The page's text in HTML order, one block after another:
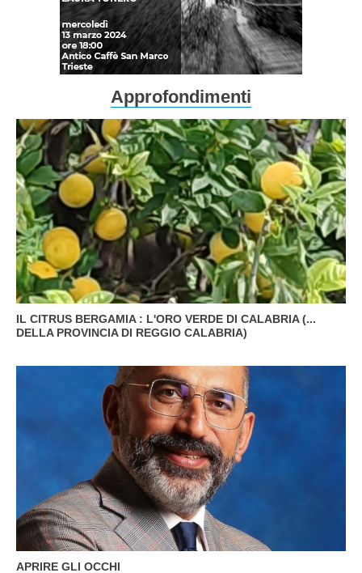
Approfondimenti
IL CITRUS BERGAMIA : L'ORO VERDE DI CALABRIA (...
DELLA PROVINCIA DI REGGIO CALABRIA)
APRIRE GLI OCCHI